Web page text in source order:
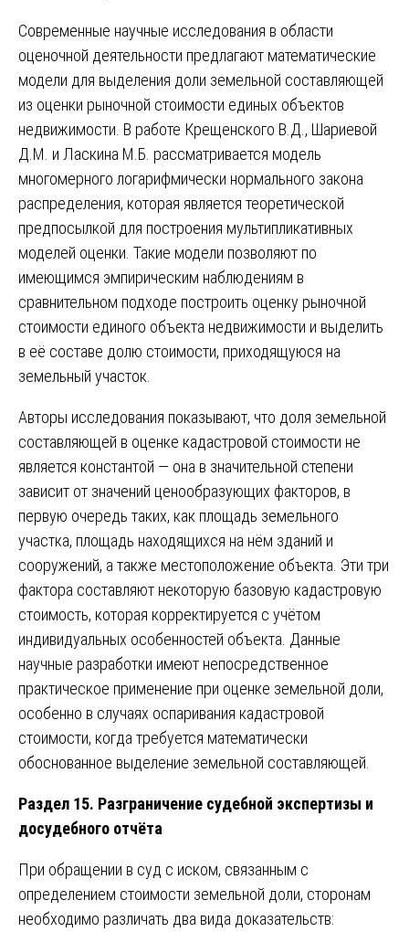
Современные научные исследования в области
оценочной деятельности предлагают математические
модели для выделения доли земельной составляющей
из оценки рыночной стоимости единых объектов
недвижимости. В работе Крещенского В.Д., Шариевой
Д.М. и Ласкина М.Б. рассматривается модель
многомерного логарифмически нормального закона
распределения, которая является теоретической
предпосылкой для построения мультипликативных
моделей оценки. Такие модели позволяют по
имеющимся эмпирическим наблюдениям в
сравнительном подходе построить оценку рыночной
стоимости единого объекта недвижимости и выделить
в её составе долю стоимости, приходящуюся на
земельный участок.
Авторы исследования показывают, что доля земельной
составляющей в оценке кадастровой стоимости не
является константой — она в значительной степени
зависит от значений ценообразующих факторов, в
первую очередь таких, как площадь земельного
участка, площадь находящихся на нём зданий и
сооружений, а также местоположение объекта. Эти три
фактора составляют некоторую базовую кадастровую
стоимость, которая корректируется с учётом
индивидуальных особенностей объекта. Данные
научные разработки имеют непосредственное
практическое применение при оценке земельной доли,
особенно в случаях оспаривания кадастровой
стоимости, когда требуется математически
обоснованное выделение земельной составляющей.
Раздел 15. Разграничение судебной экспертизы и
досудебного отчёта
При обращении в суд с иском, связанным с
определением стоимости земельной доли, сторонам
необходимо различать два вида доказательств: